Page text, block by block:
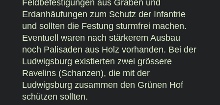
Feldbefestigungen aus Gräben und
Erdanhäufungen zum Schutz der Infantrie
und sollten die Festung sturmfrei machen.
Eventuell waren nach stärkerem Ausbau
noch Palisaden aus Holz vorhanden. Bei der
Ludwigsburg existierten zwei grössere
Ravelins (Schanzen), die mit der
Ludwigsburg zusammen den Grünen Hof
schützen sollten.